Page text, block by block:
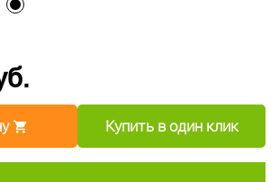
Купить в один клик